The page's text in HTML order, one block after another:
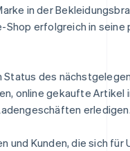
in der
Shop erfolgreich in
Status des
online gekaufte Artikel
und Kunden, die sich für